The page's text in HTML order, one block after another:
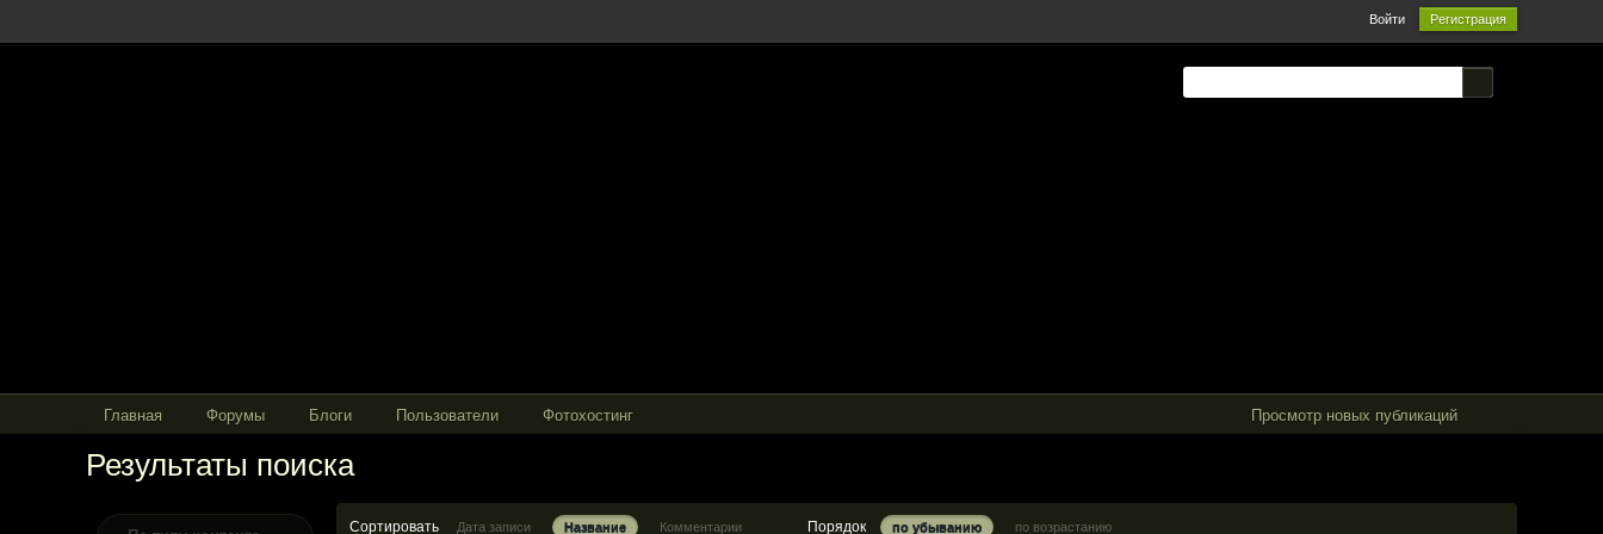
Войти Регистрация
Просмотр новых публикаций
Главная Форумы Блоги Пользователи Фотохостинг
Результаты поиска
Сортировать Дата записи Название Комментарии Порядок по убыванию по возрастанию